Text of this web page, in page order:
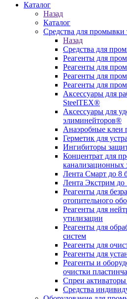
Каталог
Назад
Каталог
Средства для промывки
Назад
Средства для
Реагенты для
Реагенты для
Реагенты для
Реагенты для
Аксессуары для
SteelTEX®
Аксессуары для
элиминейторов®
Анаэробные клеи
Герметик для
Ингибиторы
Концентрат для
канализационных
Лента Смарт до 8
Лента Экстрим до
Реагенты для
отопительного
Реагенты для
утилизации
Реагенты для
систем
Реагенты для
Реагенты для
Реагенты и
очистки
Спреи
Средства